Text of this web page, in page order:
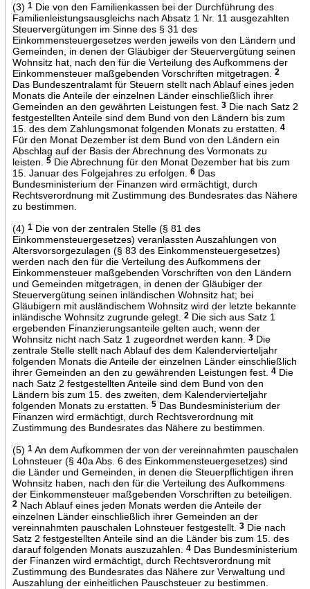
(3) 1Die von den Familienkassen bei der Durchführung des
Familienleistungsausgleichs nach Absatz 1 Nr. 11 ausgezahlten
Steuervergütungen im Sinne des § 31 des
Einkommensteuergesetzes werden jeweils von den Ländern und
Gemeinden, in denen der Gläubiger der Steuervergütung seinen
Wohnsitz hat, nach den für die Verteilung des Aufkommens der
Einkommensteuer maßgebenden Vorschriften mitgetragen.
2
Das Bundeszentralamt für Steuern stellt nach Ablauf eines jeden
Monats die Anteile der einzelnen Länder einschließlich ihrer
Gemeinden an den gewährten Leistungen fest.
3Die nach Satz 2
festgestellten Anteile sind dem Bund von den Ländern bis zum
15. des dem Zahlungsmonat folgenden Monats zu erstatten.
4
Für den Monat Dezember ist dem Bund von den Ländern ein
Abschlag auf der Basis der Abrechnung des Vormonats zu
leisten.
5Die Abrechnung für den Monat Dezember hat bis zum
15. Januar des Folgejahres zu erfolgen.
6Das
Bundesministerium der Finanzen wird ermächtigt, durch
Rechtsverordnung mit Zustimmung des Bundesrates das Nähere
zu bestimmen.
(4) 1Die von der zentralen Stelle (§ 81 des
Einkommensteuergesetzes) veranlassten Auszahlungen von
Altersvorsorgezulagen (§ 83 des Einkommensteuergesetzes)
werden nach den für die Verteilung des Aufkommens der
Einkommensteuer maßgebenden Vorschriften von den Ländern
und Gemeinden mitgetragen, in denen der Gläubiger der
Steuervergütung seinen inländischen Wohnsitz hat; bei
Gläubigern mit ausländischem Wohnsitz wird der letzte bekannte
inländische Wohnsitz zugrunde gelegt.
2Die sich aus Satz 1
ergebenden Finanzierungsanteile gelten auch, wenn der
Wohnsitz nicht nach Satz 1 zugeordnet werden kann.
3Die
zentrale Stelle stellt nach Ablauf des dem Kalendervierteljahr
folgenden Monats die Anteile der einzelnen Länder einschließlich
ihrer Gemeinden an den zu gewährenden Leistungen fest.
4Die
nach Satz 2 festgestellten Anteile sind dem Bund von den
Ländern bis zum 15. des zweiten, dem Kalendervierteljahr
folgenden Monats zu erstatten.
5Das Bundesministerium der
Finanzen wird ermächtigt, durch Rechtsverordnung mit
Zustimmung des Bundesrates das Nähere zu bestimmen.
(5) 1An dem Aufkommen der von der vereinnahmten pauschalen
Lohnsteuer (§ 40a Abs. 6 des Einkommensteuergesetzes) sind
die Länder und Gemeinden, in denen die Steuerpflichtigen ihren
Wohnsitz haben, nach den für die Verteilung des Aufkommens
der Einkommensteuer maßgebenden Vorschriften zu beteiligen.
2Nach Ablauf eines jeden Monats werden die Anteile der
einzelnen Länder einschließlich ihrer Gemeinden an der
vereinnahmten pauschalen Lohnsteuer festgestellt.
3Die nach
Satz 2 festgestellten Anteile sind an die Länder bis zum 15. des
darauf folgenden Monats auszuzahlen.
4Das Bundesministerium
der Finanzen wird ermächtigt, durch Rechtsverordnung mit
Zustimmung des Bundesrates das Nähere zur Verwaltung und
Auszahlung der einheitlichen Pauschsteuer zu bestimmen.